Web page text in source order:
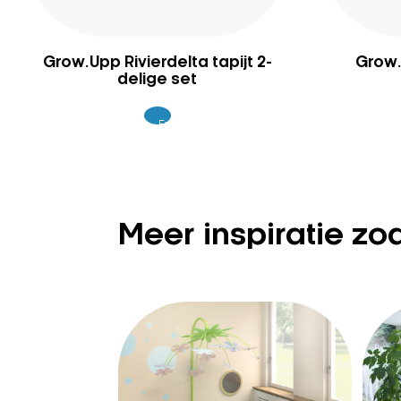
Grow.Upp Rivierdelta tapijt 2-
delige set
159
Excl.
Meer inspiratie